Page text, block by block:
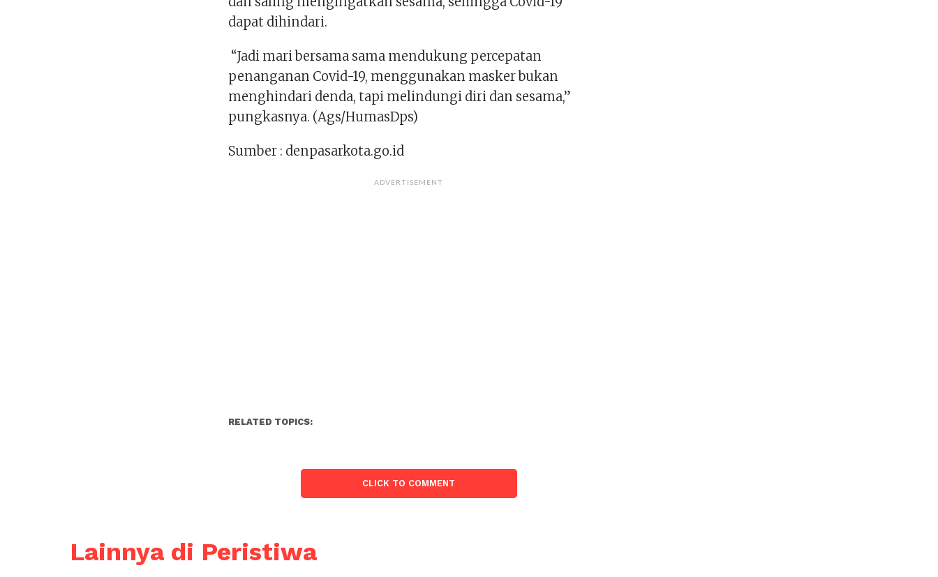
dapat dihindari.
“Jadi mari bersama sama mendukung percepatan
penanganan Covid-19, menggunakan masker bukan
menghindari denda, tapi melindungi diri dan sesama,”
pungkasnya. (Ags/HumasDps)
Sumber : denpasarkota.go.id
ADVERTISEMENT
RELATED TOPICS:
CLICK TO COMMENT
Lainnya di Peristiwa